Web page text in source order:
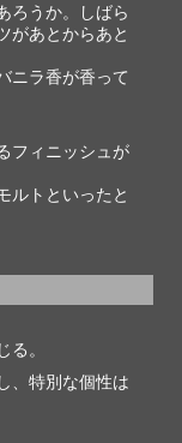
ろうか。しばら
があとからあと
ニラ香が香って
フィニッシュが
ルトといったと
。
、特別な個性は